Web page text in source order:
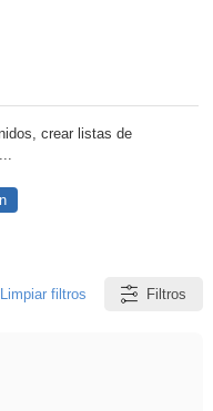
crear listas de
Limpiar filtros Filtros